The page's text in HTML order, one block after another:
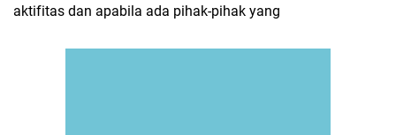
aktifitas dan apabila ada pihak-pihak yang